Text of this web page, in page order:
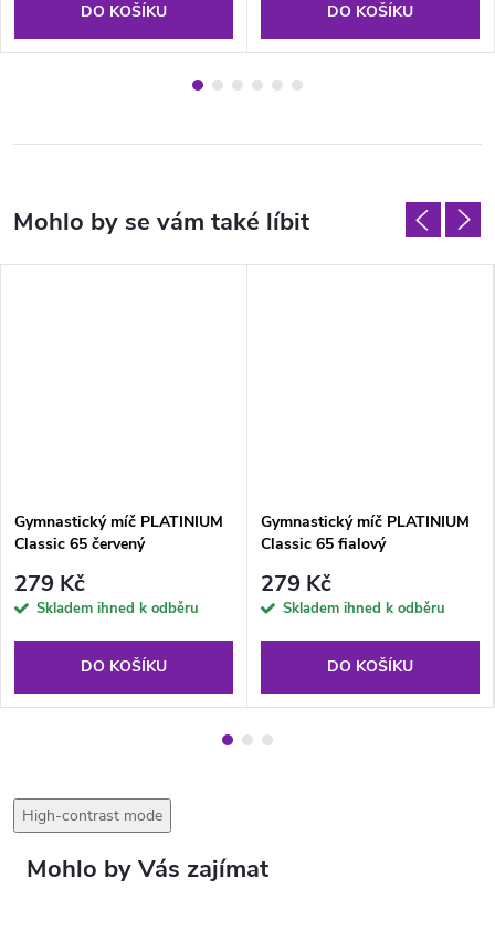
DO KOŠÍKU DO KOŠÍKU
Gymnastický míč PLATINIUM
Classic 65 červený
279 Kč
Skladem ihned k odběru
DO KOŠÍKU
Gymnastický míč PLATINIUM
Classic 65 fialový
279 Kč
Skladem ihned k odběru
DO KOŠÍKU
High-contrast mode